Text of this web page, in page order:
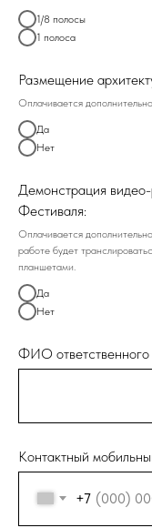
1/8 полосы
1 полоса
Размещение
Оплачивается
Да
Нет
Демонстрация
Фестиваля:
Оплачивается
работе будет
планшетами.
Да
Нет
ФИО ответственного
Контактный
+7